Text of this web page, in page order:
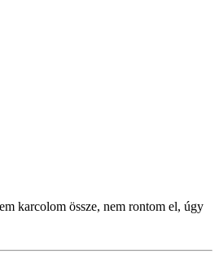
karcolom össze, nem rontom el, úgy